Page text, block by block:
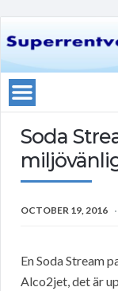
Soda
OCTOBER 19, 2016
En Soda Stream
Alco2jet, det är